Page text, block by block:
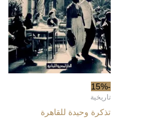
-15%
تاريخية
تذكرة وحيدة للقاهرة